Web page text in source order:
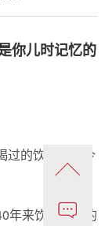
你儿时记忆的
过的饮料，至今
年来饮料发展的